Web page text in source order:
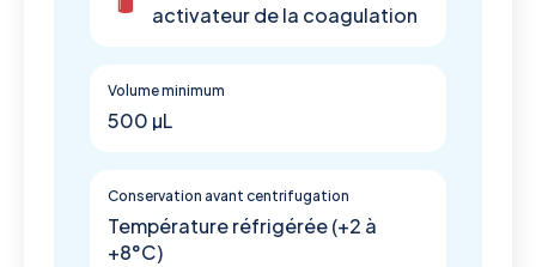
activateur de la coagulation
Volume minimum
500 µL
Conservation avant centrifugation
Température réfrigérée (+2 à
+8°C)